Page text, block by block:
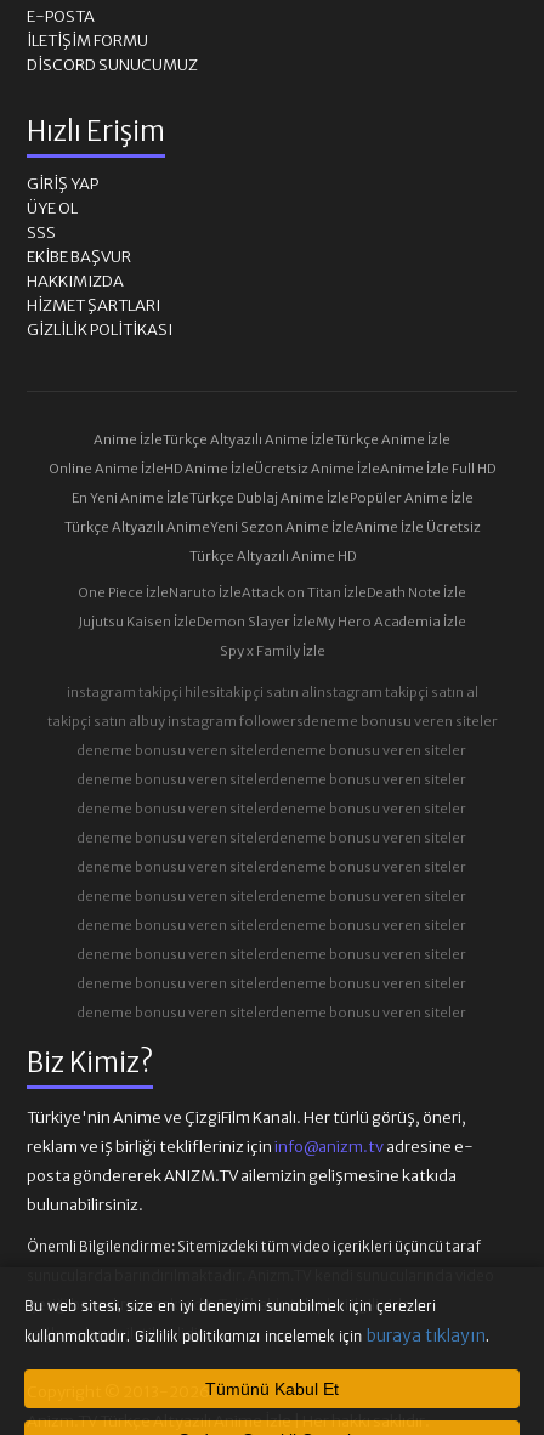
Biz Kimiz?
Türkiye'nin Anime ve ÇizgiFilm Kanalı. Her türlü görüş, öneri,
reklam ve iş birliği teklifleriniz içininfo@anizm.tvadresine e-
posta göndererek ANIZM.TV ailemizin gelişmesine katkıda
bulunabilirsiniz.
Önemli Bilgilendirme: Sitemizdeki tüm video içerikleri üçüncü taraf
içeriği barındırmamaktadır. Telif hakkı talepleri ilgili video
sağlayıcılarına iletilmelidir.
Copyright © 2013-2026
Anizm.TV Türkçe Altyazılı Anime İzle | Her hakkı saklıdır.
E-POSTA
İLETIŞIM FORMU
DISCORD SUNUCUMUZ
Hızlı Erişim
GIRIŞ YAP
ÜYE OL
SSS
EKIBE BAŞVUR
HAKKIMIZDA
HIZMET ŞARTLARI
GIZLILIK POLITIKASI
Anime İzleTürkçe Altyazılı Anime İzleTürkçe Anime İzle
Online Anime İzleHD Anime İzleÜcretsiz Anime İzleAnime İzle Full HD
En Yeni Anime İzleTürkçe Dublaj Anime İzlePopüler Anime İzle
Türkçe Altyazılı AnimeYeni Sezon Anime İzleAnime İzle Ücretsiz
Türkçe Altyazılı Anime HD
One Piece İzleNaruto İzleAttack on Titan İzleDeath Note İzle
Jujutsu Kaisen İzleDemon Slayer İzleMy Hero Academia İzle
Spy x Family İzle
instagram takipçi hilesitakipçi satın alinstagram takipçi satın al
takipçi satın albuy instagram followersdeneme bonusu veren siteler
deneme bonusu veren sitelerdeneme bonusu veren siteler
deneme bonusu veren sitelerdeneme bonusu veren siteler
deneme bonusu veren sitelerdeneme bonusu veren siteler
deneme bonusu veren sitelerdeneme bonusu veren siteler
deneme bonusu veren sitelerdeneme bonusu veren siteler
deneme bonusu veren sitelerdeneme bonusu veren siteler
deneme bonusu veren sitelerdeneme bonusu veren siteler
deneme bonusu veren sitelerdeneme bonusu veren siteler
deneme bonusu veren sitelerdeneme bonusu veren siteler
deneme bonusu veren sitelerdeneme bonusu veren siteler
Bu web sitesi, size en iyi deneyimi sunabilmek için çerezleri
kullanmaktadır. Gizlilik politikamızı incelemek için buraya tıklayın.
Tümünü Kabul Et